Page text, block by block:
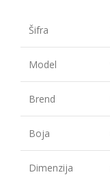
Šifra
Model
Brend
Boja
Dimenzija